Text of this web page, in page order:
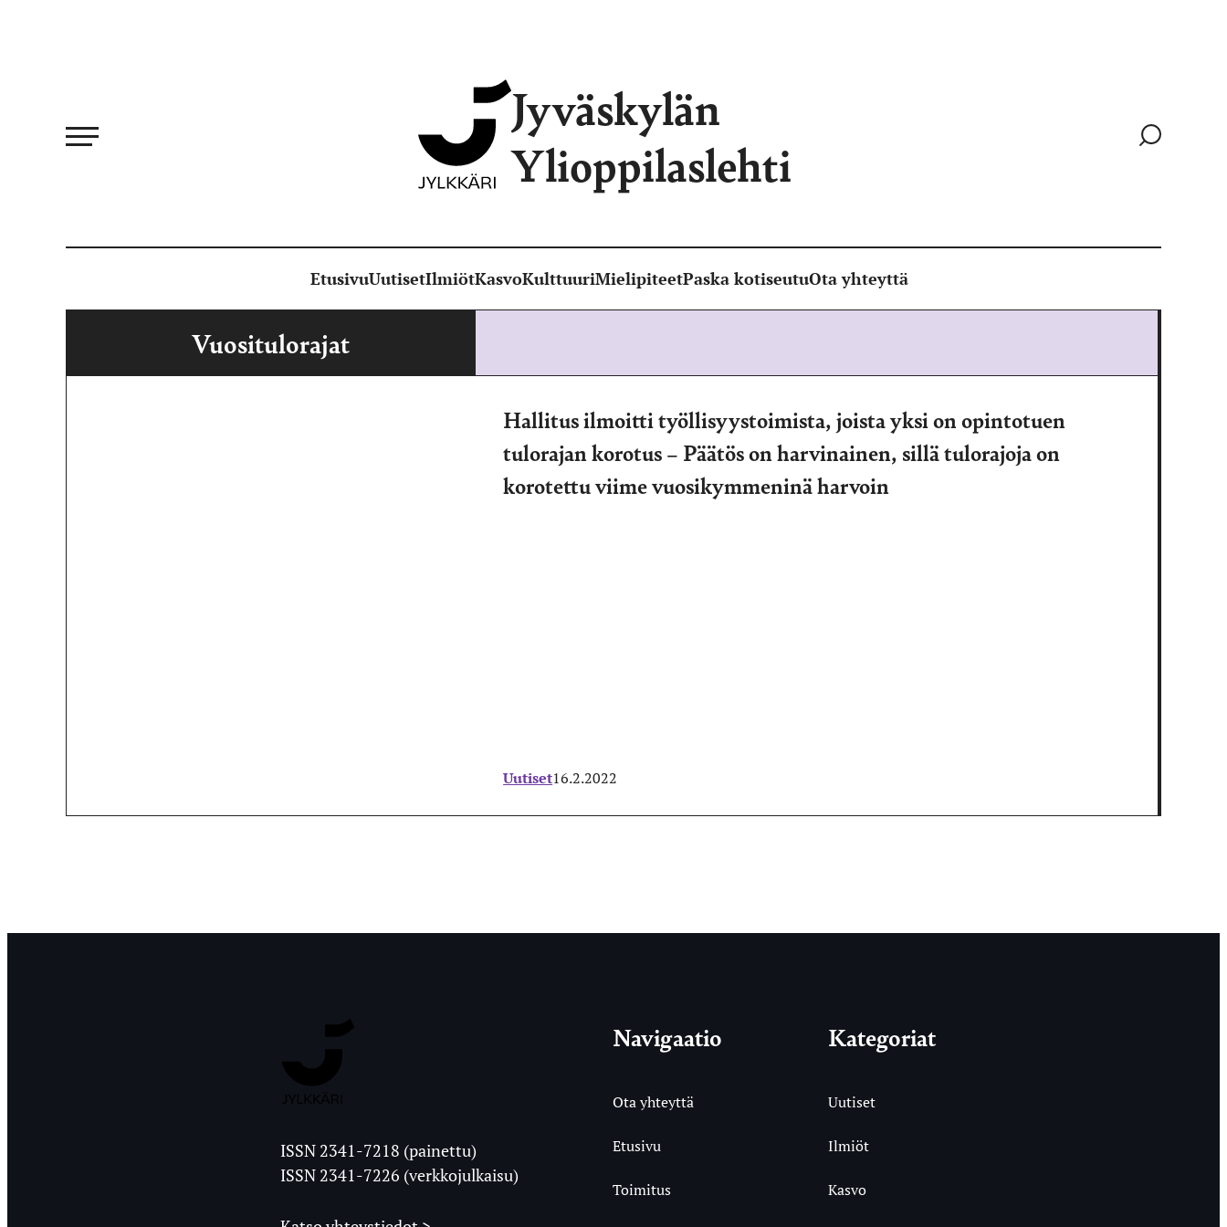
Jyväskylän
Ylioppilaslehti
Siirry
EtusivuUutisetIlmiötKasvoKulttuuriMielipiteetPaska kotiseutuOta yhteyttä
Vuositulorajat
Hallitus ilmoitti työllisyystoimista, joista yksi on opintotuen
tulorajan korotus – Päätös on harvinainen, sillä tulorajoja on
korotettu viime vuosikymmeninä harvoin
Uutiset16.2.2022
Ylioppilaslehti
ISSN 2341-7218 (painettu)
ISSN 2341-7226 (verkkojulkaisu)
Navigaatio
Ota yhteyttä
Etusivu
Toimitus
Kategoriat
Uutiset
Ilmiöt
Kasvo